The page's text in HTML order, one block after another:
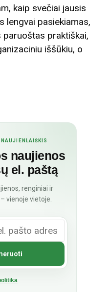
kaip svečiai jausis
lengvai pasiekiamas,
praktiškai,
iššūkiu, o
naujienos
el. paštą
renginiai ir
vienoje vietoje.